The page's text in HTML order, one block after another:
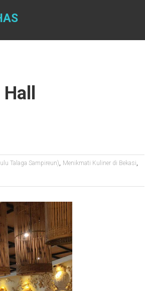
Talaga Sampireun), Menikmati Kuliner di Bekasi,